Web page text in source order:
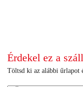
Érdekel ez a
Töltsd ki az alábbi űrlapot